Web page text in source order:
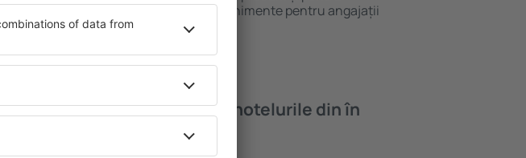
companii care doresc să organizeze evenimente pentru angajații
lor.
Ce fel de facilităţi voi găsi ȋn hotelurile din în